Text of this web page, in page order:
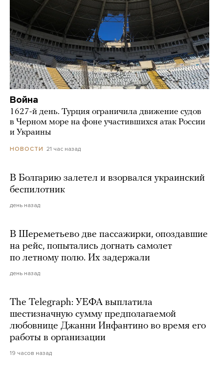
Война
1627-й день. Турция ограничила движение судов
в Черном море на фоне участившихся атак России
и Украины
НОВОСТИ 21 час назад
В Болгарию залетел и взорвался украинский
беспилотник
день назад
В Шереметьево две пассажирки, опоздавшие
на рейс, попытались догнать самолет
по летному полю. Их задержали
день назад
The Telegraph: УЕФА выплатила
шестизначную сумму предполагаемой
любовнице Джанни Инфантино во время его
работы в организации
19 часов назад